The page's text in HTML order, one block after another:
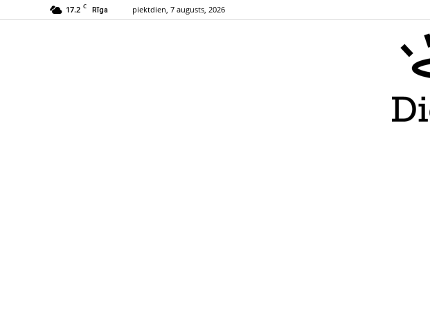
17.2 C Rīga piektdien, 7 augusts, 2026